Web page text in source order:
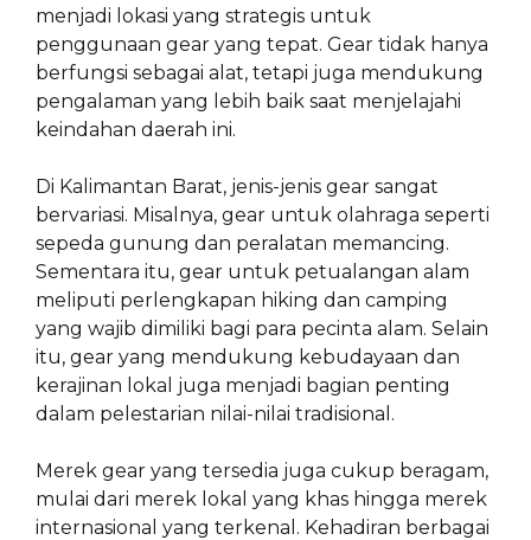
menjadi lokasi yang strategis untuk
penggunaan gear yang tepat. Gear tidak hanya
berfungsi sebagai alat, tetapi juga mendukung
pengalaman yang lebih baik saat menjelajahi
keindahan daerah ini.
Di Kalimantan Barat, jenis-jenis gear sangat
bervariasi. Misalnya, gear untuk olahraga seperti
sepeda gunung dan peralatan memancing.
Sementara itu, gear untuk petualangan alam
meliputi perlengkapan hiking dan camping
yang wajib dimiliki bagi para pecinta alam. Selain
itu, gear yang mendukung kebudayaan dan
kerajinan lokal juga menjadi bagian penting
dalam pelestarian nilai-nilai tradisional.
Merek gear yang tersedia juga cukup beragam,
mulai dari merek lokal yang khas hingga merek
internasional yang terkenal. Kehadiran berbagai